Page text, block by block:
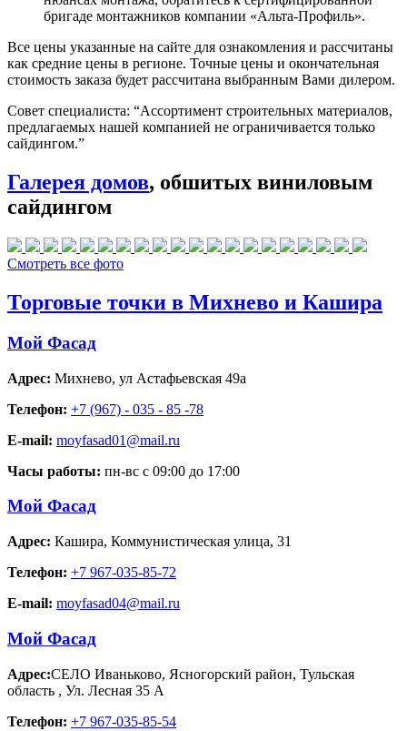
бригаде монтажников компании «Альта-Профиль».
Все цены указанные на сайте для ознакомления и рассчитаны
как средние цены в регионе. Точные цены и окончательная
стоимость заказа будет рассчитана выбранным Вами дилером.
Совет специалиста: “Ассортимент строительных материалов,
предлагаемых нашей компанией не ограничивается только
сайдингом.”
Галерея домов, обшитых виниловым
сайдингом
Смотреть все фото
Торговые точки в Михнево и Кашира
Мой Фасад
Адрес: Михнево, ул Астафьевская 49а
Телефон: +7 (967) - 035 - 85 -78
E-mail: moyfasad01@mail.ru
Часы работы: пн-вс с 09:00 до 17:00
Мой Фасад
Адрес: Кашира, Коммунистическая улица, 31
Телефон: +7 967-035-85-72
E-mail: moyfasad04@mail.ru
Мой Фасад
Адрес:СЕЛО Иваньково, Ясногорский район, Тульская
область , Ул. Лесная 35 А
Телефон: +7 967-035-85-54